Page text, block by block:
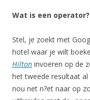
Wat is een operator?
Stel, je zoekt met
hotel waar je wilt
Hilton invoeren op de
het tweede resultaat
nou net n?et naar op